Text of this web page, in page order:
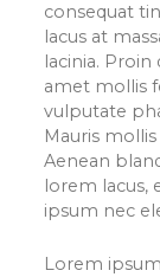
consequat
lacus at
lacinia.
amet mollis
vulputate
Mauris
Aenean
lorem lacus,
ipsum nec
Lorem